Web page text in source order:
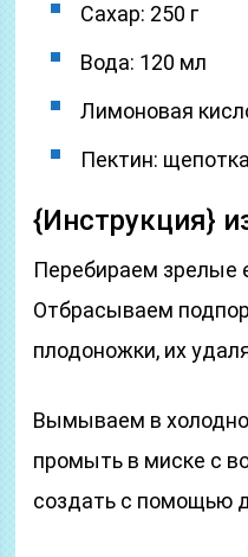
Сахар: 250 г
Вода: 120 мл
Лимоновая
Пектин: щепотка
{Инструкция}
Перебираем зрелые
Отбрасываем
плодоножки, их
Вымываем в
промыть в миске с
создать с помощью